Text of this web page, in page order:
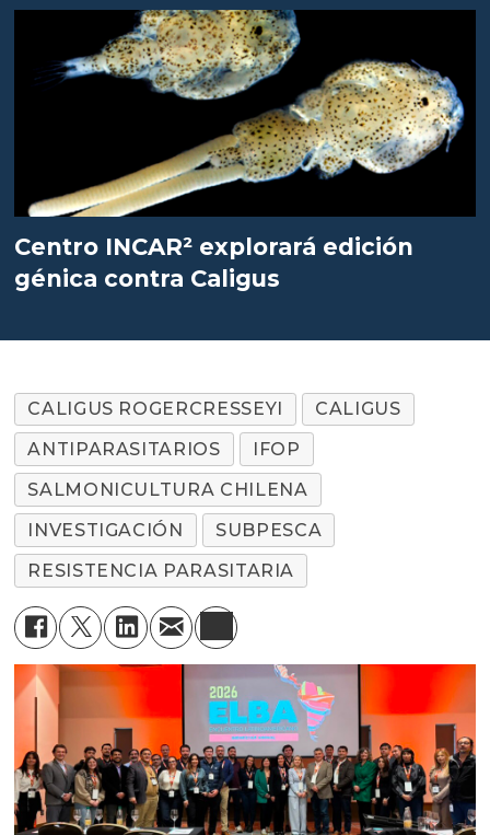
Centro INCAR² explorará edición
génica contra Caligus
CALIGUS ROGERCRESSEYI
CALIGUS
ANTIPARASITARIOS
IFOP
SALMONICULTURA CHILENA
INVESTIGACIÓN
SUBPESCA
RESISTENCIA PARASITARIA